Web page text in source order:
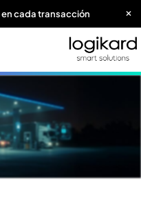
en cada transacción